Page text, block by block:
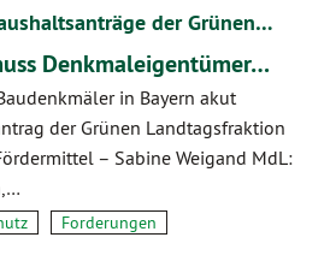
der Grünen…
Denkmaleigentümer…
in Bayern akut
der Grünen Landtagsfraktion
– Sabine Weigand MdL:
Forderungen